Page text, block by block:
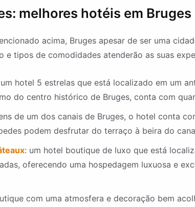
melhores hotéis em Bruges
acima, Bruges apesar de ser uma
e tipos de comodidades atenderão as suas
hotel 5 estrelas que está localizado em um
do centro histórico de Bruges, conta com
de um dos canais de Bruges, o hotel conta
podem desfrutar do terraço à beira do
: um hotel boutique de luxo que está
oferecendo uma hospedagem luxuosa e
com uma atmosfera e decoração bem